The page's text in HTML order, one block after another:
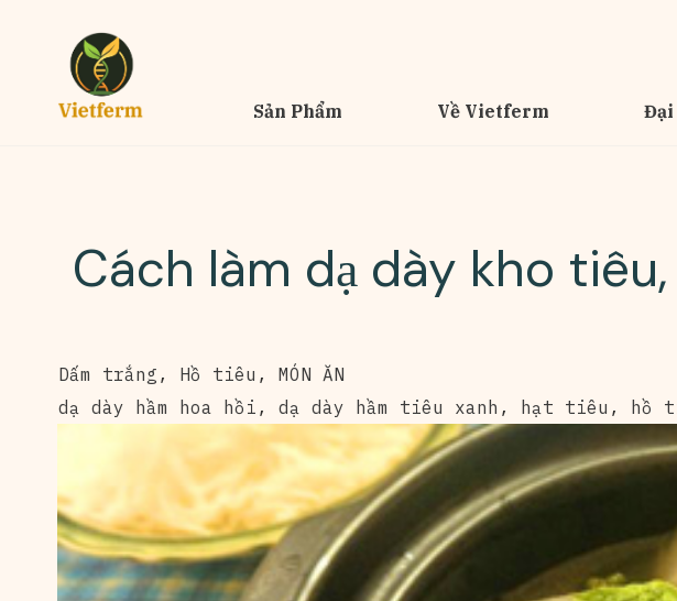
Sản Phẩm Về Vietferm Đại
Cách làm dạ dày kho
Dấm trắng , Hồ tiêu , MÓN ĂN
dạ dày hầm hoa hồi , dạ dày hầm tiêu xanh , hạt tiêu , hồ